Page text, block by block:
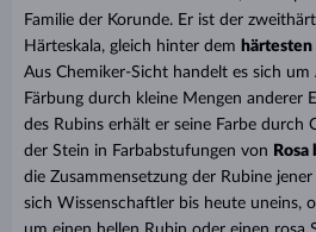
Familie der Korunde. Er ist der
Härteskala, gleich hinter dem
Aus Chemiker-Sicht handelt es sich
Färbung durch kleine Mengen anderer
des Rubins erhält er seine Farbe durch
der Stein in Farbabstufungen von
die Zusammensetzung der Rubine
sich Wissenschaftler bis heute uneins,